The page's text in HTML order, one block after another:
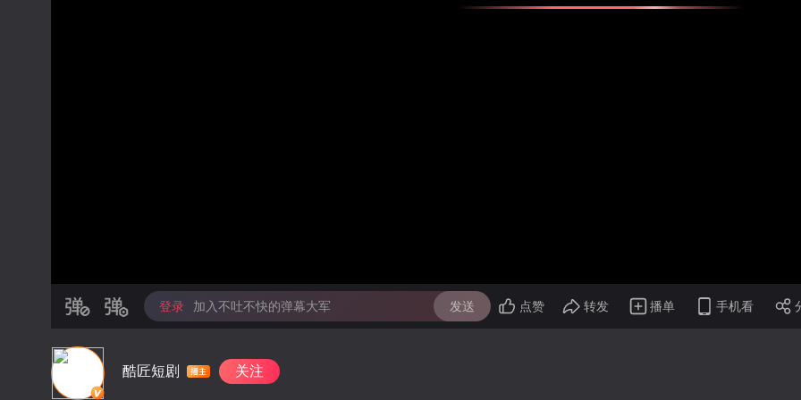
登录 加入不吐不快的弹幕大军 发送 点赞 转发 播单 手机看
酷匠短剧 关注